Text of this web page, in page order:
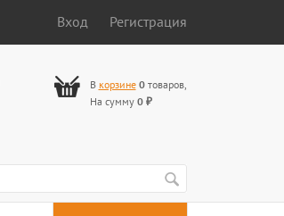
Вход Регистрация
В корзине 0товаров,
На сумму 0 ₽